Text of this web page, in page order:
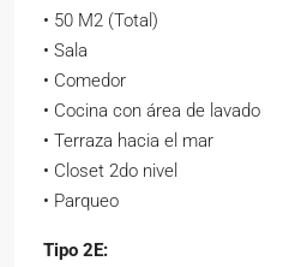
• 50 M2 (Total)
• Sala
• Comedor
• Cocina con área de lavado
• Terraza hacia el mar
• Closet 2do nivel
• Parqueo
Tipo 2E: